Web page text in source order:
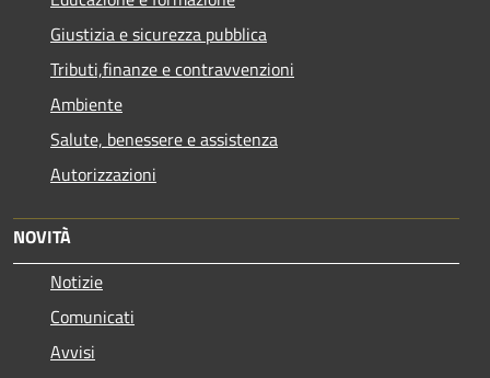
Giustizia e sicurezza pubblica
Tributi,finanze e contravvenzioni
Ambiente
Salute, benessere e assistenza
Autorizzazioni
NOVITÀ
Notizie
Comunicati
Avvisi